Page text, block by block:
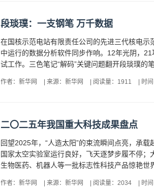
段琰璞：一支钢笔 万千数据
在国核示范电站有限责任公司的先进三代核电示
中运行的数据分析软件同步作响。12年光阴，
试工作。三色笔记“解码”关键问题翻开段琰璞的
作者：新华网 来源：新华网 阅读量：1911 时
二〇二五年我国重大科技成果盘点
回望2025年，“人造太阳”的束流瞬间点亮，承
国家太空实验室运行良好，飞天逐梦步履不停；
生物医药、机器人等一批标志性科技产品惊艳世
作者：新华网 来源：新华网 阅读量：2034 时